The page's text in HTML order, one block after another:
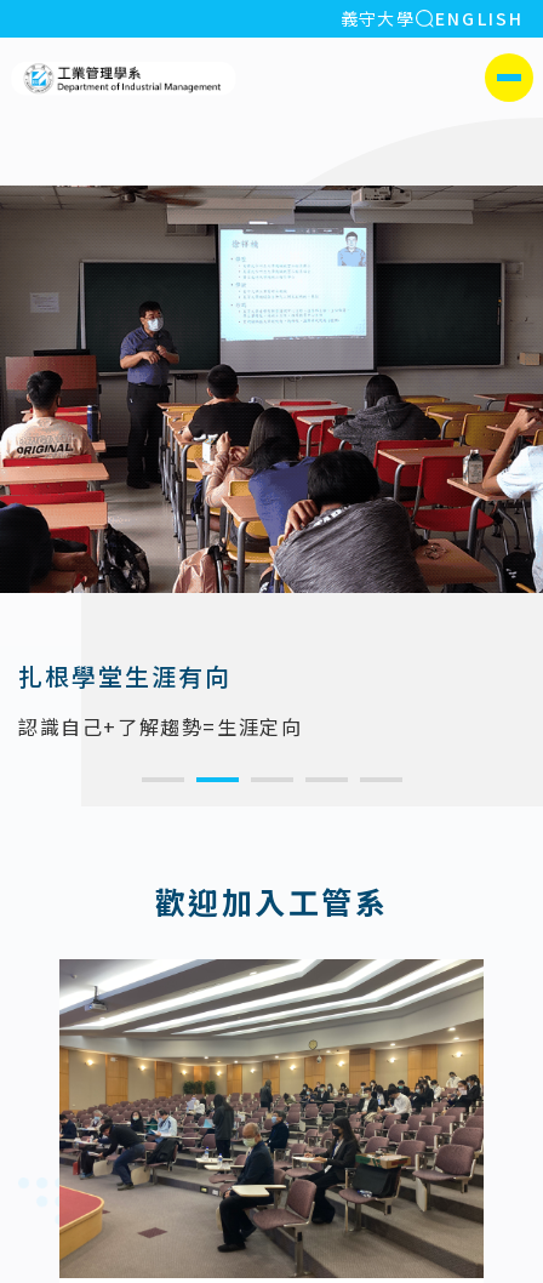
:::
義守大學 全站搜索
ENGLISH
扎根學堂生涯有向
認識自己+了解趨勢=生涯定向
歡迎加入工管系